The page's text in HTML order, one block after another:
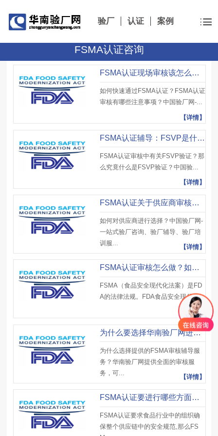
验厂 认证 案例
FSMA认证咨询
FSMA认证现场审核该怎么做？有哪些注意事项？
如何快速通过FSMA认证？FSMA认证
审核有哪些注意事项？中国验厂网-...
【详情】
FSMA认证辅导：FSVP是什么FSVP验证对于国外供应商有哪些要求？
FSMA认证审核中有关FSVP验证？那
么究竟什么是FSVP验证？中国验...
【详情】
FSMA认证关于供应商审核该怎么做？
如何对供应商进行选择？中国验厂网-
一站式验厂咨询、验厂辅导、验厂培
训服...
【详情】
FSMA认证审核怎么做？如何快速通过FSMA认证？
FSMA（食品安全现代化法案）是FD
A的法律法规。FDA食品安全现代化...
【详情】
为什么要选择华南验厂网进行FSMA审核辅导？
为什么选择提供的FSMA审核辅导服
务？华南验厂网提供全面的审核服
务，可...
【详情】
FSMA认证要进行哪些方面审核？
FSMA认证要求食品行业中的组织确
保整个供应链中的安全规范,那么FS